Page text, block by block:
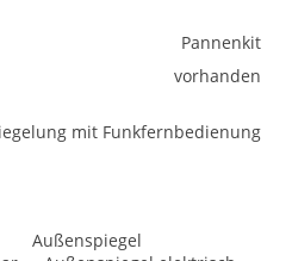
Pannenkit
vorhanden
mit Funkfernbedienung
Außenspiegel